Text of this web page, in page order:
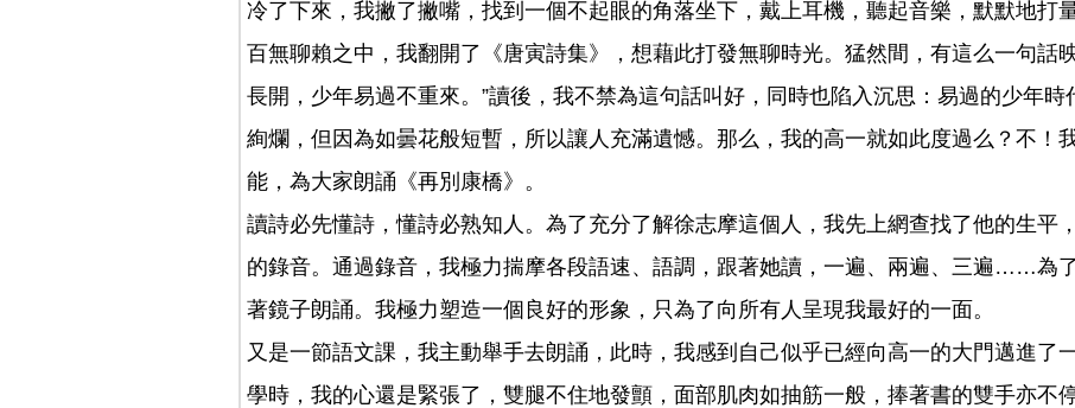
冷了下來，我撇了撇嘴，找到一個不起眼的角落坐下，戴上耳機，聽起音樂，默默地打
百無聊賴之中，我翻開了《唐寅詩集》，想藉此打發無聊時光。猛然間，有這么一句話
長開，少年易過不重來。”讀後，我不禁為這句話叫好，同時也陷入沉思：易過的少年
絢爛，但因為如曇花般短暫，所以讓人充滿遺憾。那么，我的高一就如此度過么？不！
能，為大家朗誦《再別康橋》。
讀詩必先懂詩，懂詩必熟知人。為了充分了解徐志摩這個人，我先上網查找了他的生平
的錄音。通過錄音，我極力揣摩各段語速、語調，跟著她讀，一遍、兩遍、三遍……為
著鏡子朗誦。我極力塑造一個良好的形象，只為了向所有人呈現我最好的一面。
又是一節語文課，我主動舉手去朗誦，此時，我感到自己似乎已經向高一的大門邁進了
學時，我的心還是緊張了，雙腿不住地發顫，面部肌肉如抽筋一般，捧著書的雙手亦